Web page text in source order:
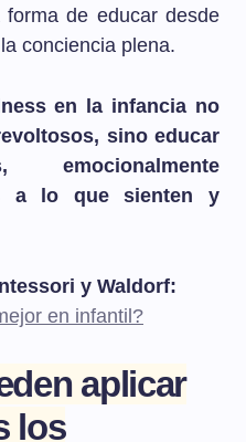
de educar desde
conciencia plena.
en la infancia no
sino educar
emocionalmente
a lo que sienten y
y Waldorf:
en infantil?
aplicar
los